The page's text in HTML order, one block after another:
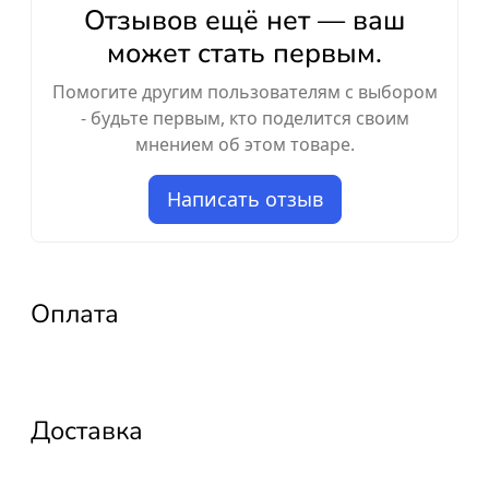
Отзывов ещё нет — ваш
может стать первым.
Помогите другим пользователям с выбором
- будьте первым, кто поделится своим
мнением об этом товаре.
Написать отзыв
Оплата
Доставка